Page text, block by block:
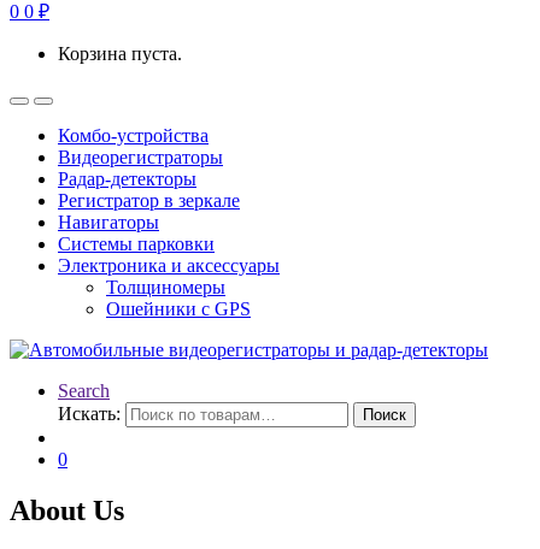
0 0 ₽
Корзина пуста.
Комбо-устройства
Видеорегистраторы
Радар-детекторы
Регистратор в зеркале
Навигаторы
Системы парковки
Электроника и аксессуары
Толщиномеры
Ошейники с GPS
Search
Искать:
Поиск
0
About Us